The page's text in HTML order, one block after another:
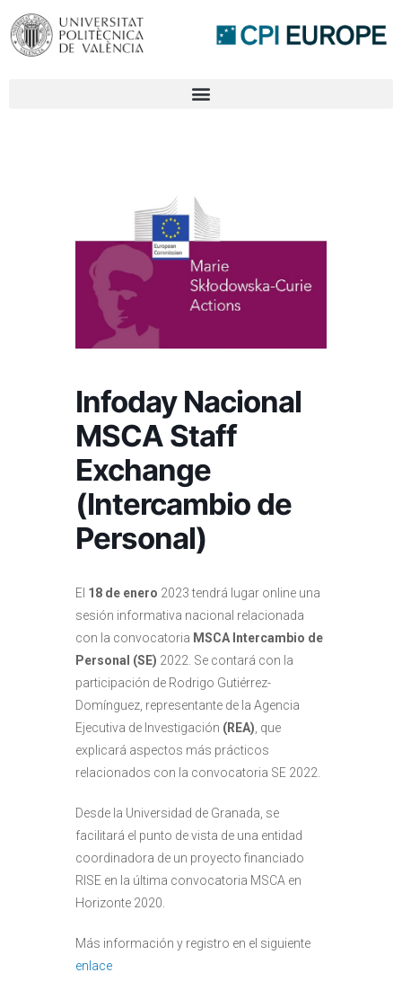
Infoday Nacional
MSCA Staff
Exchange
(Intercambio de
Personal)
El 18 de enero 2023 tendrá lugar online una
sesión informativa nacional relacionada
con la convocatoria MSCA Intercambio de
Personal (SE) 2022. Se contará con la
participación de Rodrigo Gutiérrez-
Domínguez, representante de la Agencia
Ejecutiva de Investigación (REA) , que
explicará aspectos más prácticos
relacionados con la convocatoria SE 2022.
Desde la Universidad de Granada, se
facilitará el punto de vista de una entidad
coordinadora de un proyecto financiado
RISE en la última convocatoria MSCA en
Horizonte 2020.
Más información y registro en el siguiente
enlace